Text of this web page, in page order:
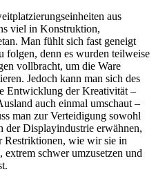
aus
viel in Konstruktion,
Man fühlt sich fast geneigt
folgen, denn es wurden teilweise
vollbracht, um die Ware
Jedoch kann man sich des
Entwicklung der Kreativität –
auch einmal umschaut –
man zur Verteidigung sowohl
der Displayindustrie erwähnen,
Restriktionen, wie wir sie in
schwer umzusetzen und